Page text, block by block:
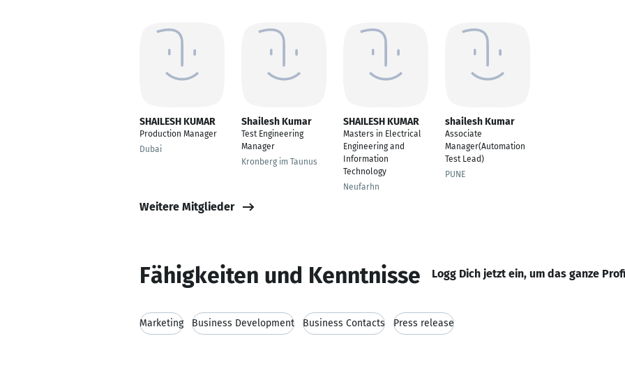
SHAILESH KUMAR
Production Manager
Dubai
Shailesh Kumar
Test Engineering
Manager
Kronberg im Taunus
SHAILESH KUMAR
Masters in Electrical
Engineering and
Information
Technology
Neufarhn
shailesh Kumar
Associate
Manager(Automation
Test Lead)
PUNE
Weitere Mitglieder
Fähigkeiten und Kenntnisse Logg Dich jetzt ein, um das ganze
Marketing Business Development Business Contacts Press release